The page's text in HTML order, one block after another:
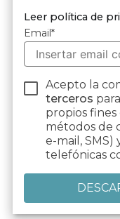
Leer política de
Email*
Acepto la
terceros
propios
métodos de
e-mail, SMS)
telefónicas